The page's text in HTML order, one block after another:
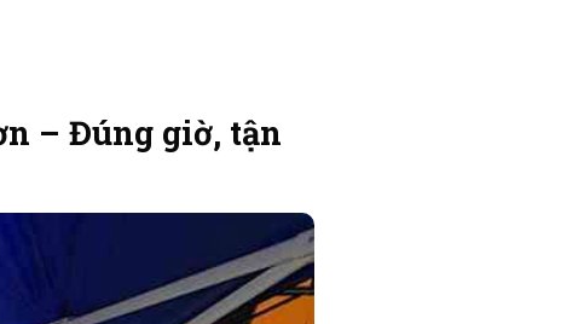
– Đúng giờ, tận